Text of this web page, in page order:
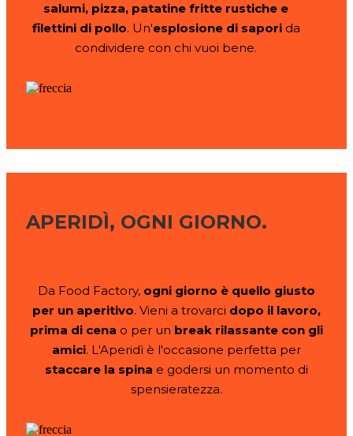
salumi, pizza, patatine fritte rustiche e
filettini di pollo. Un'esplosione di saporida
condividere con chi vuoi bene.
APERIDÌ, OGNI GIORNO.
Da Food Factory, ogni giorno è quello giusto
per un aperitivo. Vieni a trovarci dopo il lavoro,
prima di cena o per un break rilassante con gli
amici. L'Aperidì è l'occasione perfetta per
staccare la spina e godersi un momento di
spensieratezza.